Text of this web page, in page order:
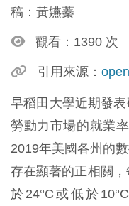
稿：黃嬿蓁
觀看：1390 次
引用來源：
早稻田大學近期發
勞動力市場的就業
2019年美國各州的
存在顯著的正相關
於24°C或低於